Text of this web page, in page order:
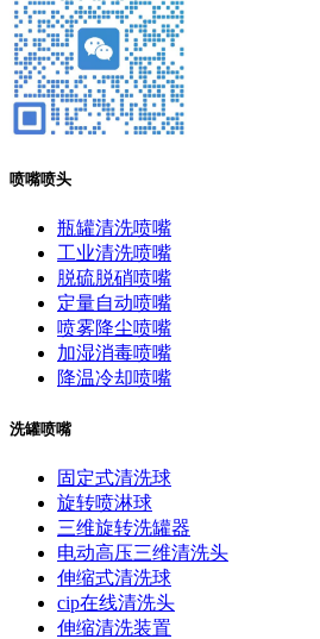
喷嘴喷头
瓶罐清洗喷嘴
工业清洗喷嘴
脱硫脱硝喷嘴
定量自动喷嘴
喷雾降尘喷嘴
加湿消毒喷嘴
降温冷却喷嘴
洗罐喷嘴
固定式清洗球
旋转喷淋球
三维旋转洗罐器
电动高压三维清洗头
伸缩式清洗球
cip在线清洗头
伸缩清洗装置